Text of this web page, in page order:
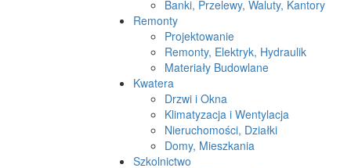
Banki, Przelewy, Waluty, Kantory
Remonty
Projektowanie
Remonty, Elektryk, Hydraulik
Materiały Budowlane
Kwatera
Drzwi i Okna
Klimatyzacja i Wentylacja
Nieruchomości, Działki
Domy, Mieszkania
Szkolnictwo